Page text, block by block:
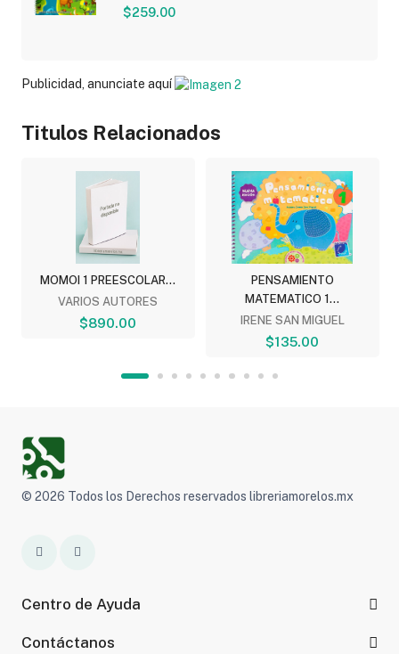
$259.00
Publicidad, anunciate aquí
Titulos Relacionados
MOMOI 1 PREESCOLAR...
VARIOS AUTORES
$890.00
PENSAMIENTO
MATEMATICO 1...
IRENE SAN MIGUEL
$135.00
© 2026 Todos los Derechos reservados libreriamorelos.mx
Centro de Ayuda
Contáctanos